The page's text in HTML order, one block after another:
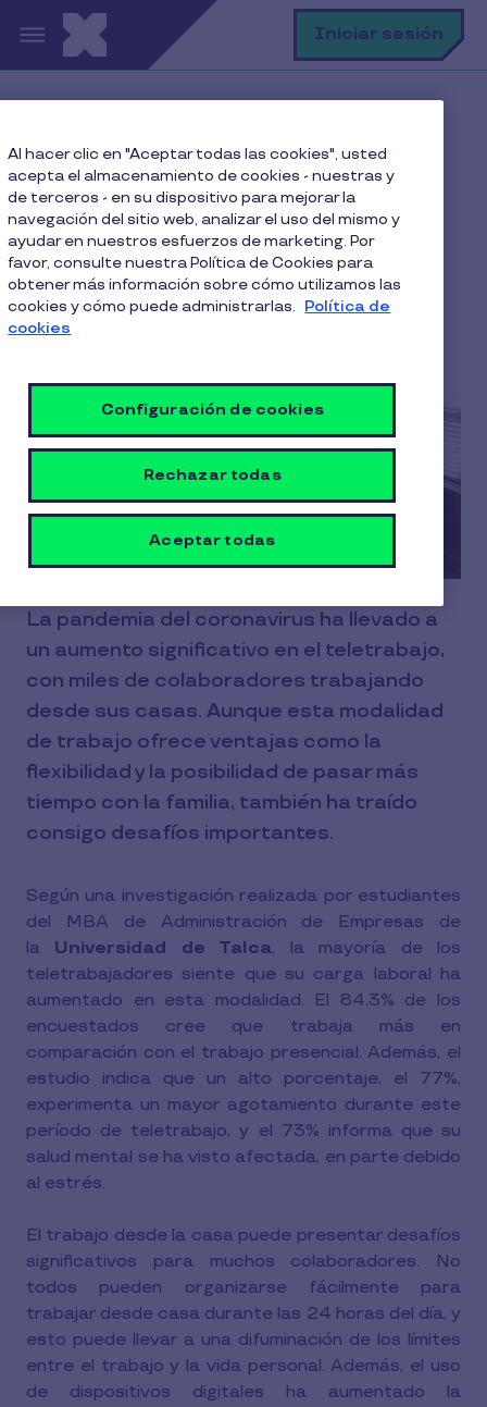
Pasar al contenido principal Iniciar sesión
Los colaboradores y el derecho a la desconexión
Los colaboradores y el
derecho a la desconexión
La pandemia del coronavirus ha llevado a
un aumento significativo en el teletrabajo,
con miles de colaboradores trabajando
desde sus casas. Aunque esta modalidad
de trabajo ofrece ventajas como la
flexibilidad y la posibilidad de pasar más
tiempo con la familia, también ha traído
consigo desafíos importantes.
Según una investigación realizada por estudiantes
del MBA de Administración de Empresas de
la Universidad de Talca, la mayoría de los
teletrabajadores siente que su carga laboral ha
aumentado en esta modalidad. El 84,3% de los
encuestados cree que trabaja más en
comparación con el trabajo presencial. Además, el
estudio indica que un alto porcentaje, el 77%,
experimenta un mayor agotamiento durante este
período de teletrabajo, y el 73% informa que su
salud mental se ha visto afectada, en parte debido
al estrés.
El trabajo desde la casa puede presentar desafíos
significativos para muchos colaboradores. No
todos pueden organizarse fácilmente para
trabajar desde casa durante las 24 horas del día, y
esto puede llevar a una difuminación de los límites
entre el trabajo y la vida personal. Además, el uso
de dispositivos digitales ha aumentado la
Al hacer clic en "Aceptar todas las cookies", usted
acepta el almacenamiento de cookies - nuestras y
de terceros - en su dispositivo para mejorar la
navegación del sitio web, analizar el uso del mismo y
ayudar en nuestros esfuerzos de marketing. Por
favor, consulte nuestra Política de Cookies para
obtener más información sobre cómo utilizamos las
cookies y cómo puede administrarlas. Política de
cookies
Configuración de cookies
Rechazar todas
Aceptar todas